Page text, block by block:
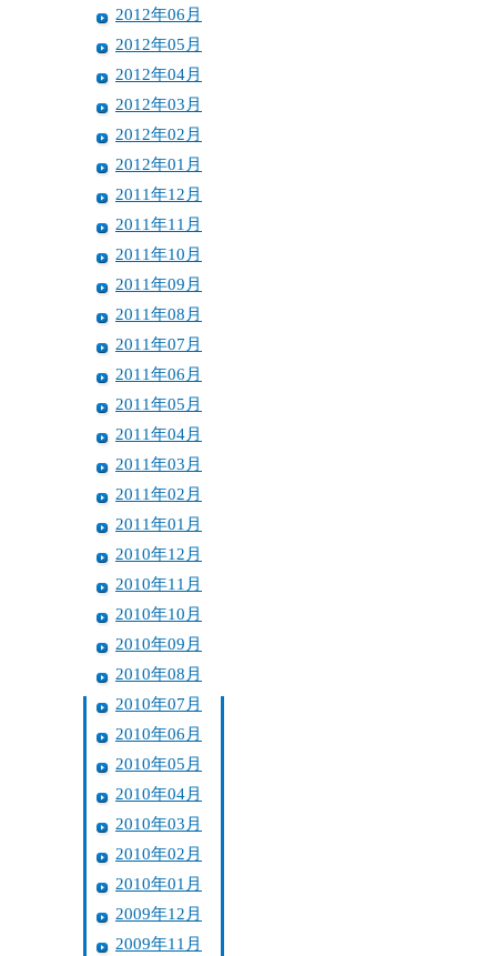
2012年06月
2012年05月
2012年04月
2012年03月
2012年02月
2012年01月
2011年12月
2011年11月
2011年10月
2011年09月
2011年08月
2011年07月
2011年06月
2011年05月
2011年04月
2011年03月
2011年02月
2011年01月
2010年12月
2010年11月
2010年10月
2010年09月
2010年08月
2010年07月
2010年06月
2010年05月
2010年04月
2010年03月
2010年02月
2010年01月
2009年12月
2009年11月